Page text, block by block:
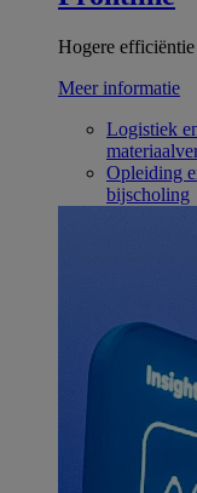
Hogere
Meer informatie
Logistiek
Opleiding
bijscholing